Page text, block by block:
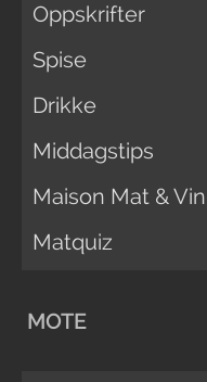
Oppskrifter
Spise
Drikke
Middagstips
Maison Mat & Vin
Matquiz
MOTE